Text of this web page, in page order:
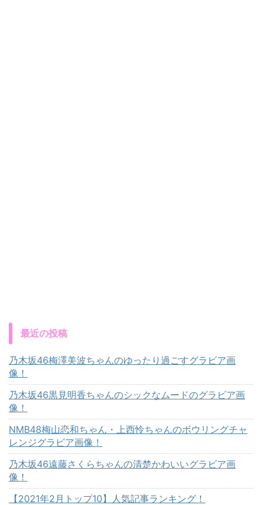
最近の投稿
乃木坂46梅澤美波ちゃんのゆったり過ごすグラビア画
像！
乃木坂46黒見明香ちゃんのシックなムードのグラビア画
像！
NMB48梅山恋和ちゃん・上西怜ちゃんのボウリングチャ
レンジグラビア画像！
乃木坂46遠藤さくらちゃんの清楚かわいいグラビア画
像！
【2021年2月トップ10】人気記事ランキング！